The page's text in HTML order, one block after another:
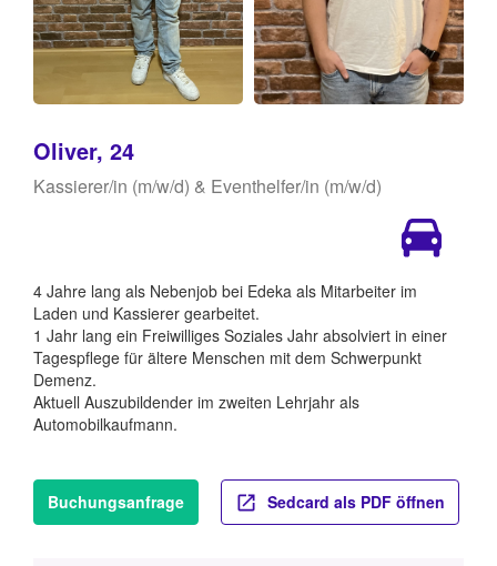
Oliver, 24
Kassierer/in (m/w/d) & Eventhelfer/in (m/w/d)
4 Jahre lang als Nebenjob bei Edeka als Mitarbeiter im
Laden und Kassierer gearbeitet.
1 Jahr lang ein Freiwilliges Soziales Jahr absolviert in einer
Tagespflege für ältere Menschen mit dem Schwerpunkt
Demenz.
Aktuell Auszubildender im zweiten Lehrjahr als
Automobilkaufmann.
Buchungsanfrage Sedcard als PDF öffnen